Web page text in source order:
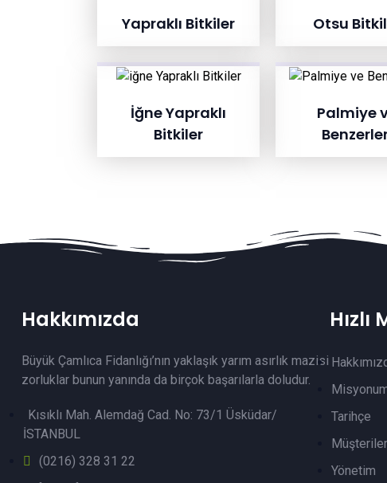
Yapraklı Bitkiler Otsu
İğne Yapraklı
Bitkiler
Palmiye
Hakkımızda
Büyük Çamlıca Fidanlığı’nın yaklaşık yarım asırlık mazisi
zorluklar bunun yanında da birçok başarılarla doludur.
Kısıklı Mah. Alemdağ Cad. No: 73/1 Üsküdar/
İSTANBUL
(0216) 328 31 22
Hızlı
Tarihçe
Yönetim